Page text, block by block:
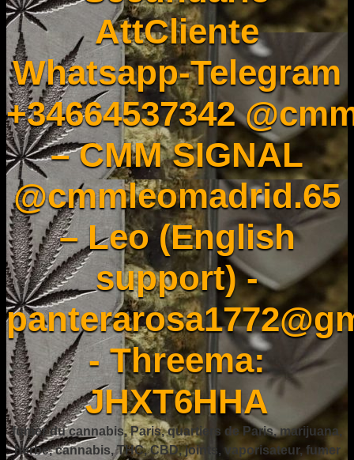
AttCliente
Whatsapp-Telegram
+34664537342
– CMM SIGNAL
@cmmleomadrid.65
– Leo (English
support) -
- Threema:
JHXT6HHA
fumer du cannabis, Paris, quartiers de Paris, marijuana,
herbe, cannabis, THC, CBD, joints, vaporisateur, fumer